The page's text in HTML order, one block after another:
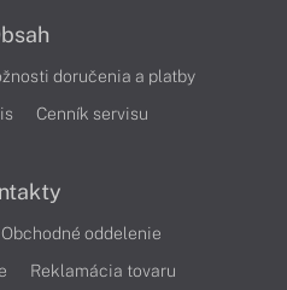
doručenia a platby
Cenník servisu
Obchodné oddelenie
Reklamácia tovaru